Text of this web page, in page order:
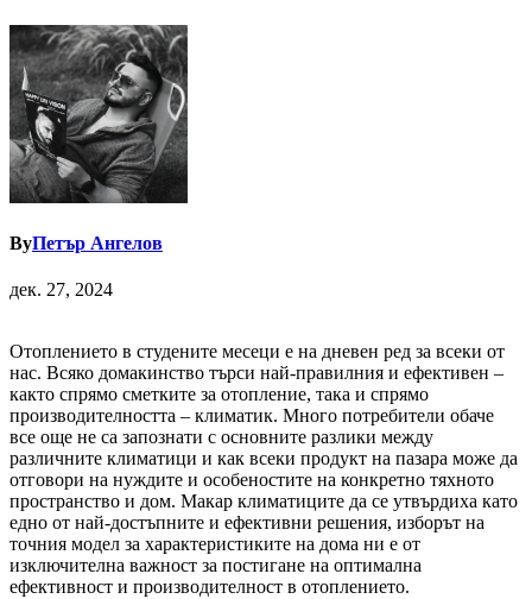
ByПетър Ангелов
дек. 27, 2024
Отоплението в студените месеци е на дневен ред за всеки от
нас. Всяко домакинство търси най-правилния и ефективен –
както спрямо сметките за отопление, така и спрямо
производителността – климатик. Много потребители обаче
все още не са запознати с основните разлики между
различните климатици и как всеки продукт на пазара може да
отговори на нуждите и особеностите на конкретно тяхното
пространство и дом. Макар климатиците да се утвърдиха като
едно от най-достъпните и ефективни решения, изборът на
точния модел за характеристиките на дома ни е от
изключителна важност за постигане на оптимална
ефективност и производителност в отоплението.